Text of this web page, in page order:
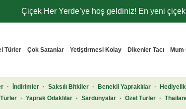
Çiçek Her Yerde’ye hoş geldiniz! En yeni
Türler Çok Satanlar Yetiştirmesi Kolay Dikenler Tacı Mum
· İndirimler · Saksılı Bitkiler · Benekli Yapraklılar ·
Türler · Yaprak Odaklılar · Sardunyalar · Özel Türler ·